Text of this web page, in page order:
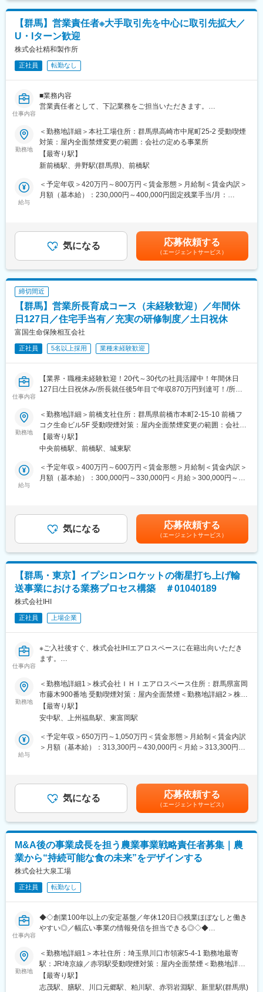
変更の範囲：会社の定める業務
■当ポジションのやりがい：
将来の中長期のキャリアを築くことが可能です。丁寧に教育する
制度が整っておりますので地元群馬県で業務を通して貢献したい
方にはやりがいのあるお仕事です。
■働き方：
・有給休暇をすべての行員が計画的に、また公平に取得できるよ
う「制度休暇」や「連続休暇」や2営業日続けての休暇が取得でき
る「ポケット休暇」、年5日休暇を取得できる「ワーク・ライフ・
バランス休暇」、育児休業、配偶者出産、介護休暇等もありま
で利用できる育児休業制度、復職後に利用できる看護休暇、短時
間勤務、所定外勤務免除、時間外勤務の制限等、子育て中の行員
を支援する制度が充実しています。
設立以来約90年、地元群馬県を支えてきた実績がございます。
今後もデジタルを活用しながらさまざまな情報を繋ぎ、私たち群
変更の範囲：会社の定める業務
【群馬】営業責任者※大手取引先を中心に取引先拡大／
U・Iターン歓迎
株式会社精和製作所
正社員 転勤なし
仕事内容
■業務内容
営業責任者として、下記業務をご担当いただきます。
他）
・営業の実践
・社員育成等
■組織構成：
営業部門は3名体制（社長、担当者2名）です。
人による金属加工を得意としています。
日本精工のシェアが90％程度でしたが、現社長による新規開拓が
奏功し、現在では市光工業、ローヤル電機、日新電機、日本精工
変更の範囲：会社の定める業務
勤務地
＜勤務地詳細＞本社工場住所：群馬県高崎市中尾町25-2 受動喫煙
対策：屋内全面禁煙変更の範囲：会社の定める事業所
【最寄り駅】
新前橋駅、井野駅(群馬県)、前橋駅
給与
＜予定年収＞420万円～800万円＜賃金形態＞月給制＜賃金内訳＞
月額（基本給）：230,000円～400,000円固定残業手当/月：
上記年収には賞与（60万円～200万円）を含みます。■賞与：年2
回休日出勤の場合は別途支給（日当たり計算×休日出勤割増で）み
なし残業時間は40時間/月賃金はあくまでも目安の金額であり、選
考を通じて上下する可能性があります。月給(月額)は固定手当を含
めた表記です。
気になる 応募依頼する
（エージェントサービス）
締切間近
【群馬】営業所長育成コース（未経験歓迎）／年間休
日127日／住宅手当有／充実の研修制度／土日祝休
富国生命保険相互会社
正社員 5名以上採用 業種未経験歓迎
仕事内容
【業界・職種未経験歓迎！20代～30代の社員活躍中！年間休日
127日/土日祝休み/所長就任後5年目で年収870万円到達可！/所定
■募集背景：
今後も全国461拠点におけるお客さまとのつながりを維持強化す
るため、多角的な視点から顧客支援ができる人材の育成を推進す
るための募集です。
■職務概要：
ております。
営業所長昇格後は全国461の各営業所で、マネジメント全般を担
当。数十名のお客さまアドバイザーのリーダーとして、業務のサ
■職務詳細：
・保険商品の提案を行うお客さまアドバイザーの採用・人事・育
成
・予算管理
・営業戦略の策定,販促用ツールの企画
・営業所の実績向上を目的とした、キャンペーンやイベントの企
画・運営
■入社後の流れ：
最初の1ヵ月は座学でビジネスマナー、当社の歴史、生命保険の基
礎知識を習得
・現地研修／通算6ヵ月
の開拓 、お客さま対応等の現場での個人営業を経験
↓
配属先の営業所にて採用業務の習得
↓
・所長補佐（２～３年目）
お客さまアドバイザーの採用、指導・育成、同行・営業支援等、
営業所の経営に必要な知見を培い、FP等の必須資格を取得した
後、営業所長に昇格。
■働き方の魅力：
・男女共に育児休職取得率は100%！
■同社の強み
配当金としてご契約者へお支払いする保険）なので、配当還元が
充実しており、実質的な保険料負担の軽減を図っております。
「健康配当」にも注力しており、健康であれば健康配当のお支払
いが続くという仕組みに強みがあります。
勤務地
＜勤務地詳細＞前橋支社住所：群馬県前橋市本町2-15-10 前橋フ
コク生命ビル5F 受動喫煙対策：屋内全面禁煙変更の範囲：会社の
定める事業所
【最寄り駅】
中央前橋駅、前橋駅、城東駅
給与
＜予定年収＞400万円～600万円＜賃金形態＞月給制＜賃金内訳＞
月額（基本給）：300,000円～330,000円＜月給＞300,000円～
万円■40万7000円／32歳、既婚、子1人、首都圏在住└月給33万
円+住宅手当4万円+家族手当3万7000円賃金はあくまでも目安の金
額であり、選考を通じて上下する可能性があります。月給(月額)は
固定手当を含めた表記です。
気になる 応募依頼する
（エージェントサービス）
【群馬・東京】イプシロンロケットの衛星打ち上げ輸
送事業における業務プロセス構築 ＃01040189
株式会社IHI
正社員 上場企業
仕事内容
※ご入社後すぐ、株式会社IHIエアロスペースに在籍出向いただき
ます。
■概要
イプシロンロケットによる打上げ輸送サービス事業の事業計画策
定から、事業立ち上げ後の運営体制構築および進捗管理に関わる
業務をお任せします。当部門では以下の様な業務を担当していま
す。
◎打上げ輸送サービスを事業として軌道にのせるための事業計画
の企画・実行
■業務詳細
イプシロンロケットの改良型となるイプシロンSロケットは、
JAXAと共同開発し、信頼性と運用性の高度な要求に対し、優れた
が打ち上げまで行います。「世界一コンパクトな打上げ」を目指
し、確実性と革新性を備えた日本産品質のロケットを、官公庁や
学術機関といったこれまでの利用に加え、商業向け等、多様な衛
星を所定の軌道へ投入する衛星打上げ輸送事業を展開するため
の、プロジェクトマネジメントプランの立案と実行をお任せしま
す。
具体的には、当社が打ち上げ輸送サービスの受注からロケット打
ち上げまでのPJを自立して完遂させるための一連の業務フローを
JAXAや社内技術部門と協働して構築します。その業務フロー構築
PJのリードとして、事業の立ち上げ・展開に向けた業務シナリオ
ックの特定を通し、理想的な業務フローを作成していただきま
す。作成後は打ち上げのリハーサル等を通して、ブラッシュアッ
プを行い、試行運用と改善サイクルを進めながら、打上げ輸送サ
ービスの事業拡大の促進に寄与いただきます。 現在、日本の宇宙
勤務地
＜勤務地詳細1＞株式会社ＩＨＩエアロスペース住所：群馬県富岡
市藤木900番地 受動喫煙対策：屋内全面禁煙＜勤務地詳細2＞株式
会社ＩＨＩエアロスペース住所：東京都江東区 受動喫煙対策：屋
内全面禁煙変更の範囲：会社の定める事業所（リモートワーク含
【最寄り駅】
安中駅、上州福島駅、東富岡駅
給与
＜予定年収＞650万円～1,050万円＜賃金形態＞月給制＜賃金内訳
＞月額（基本給）：313,300円～430,000円＜月給＞313,300円～
あり、選考を通じて上下する可能性があります。月給(月額)は固定
手当を含めた表記です。
気になる 応募依頼する
（エージェントサービス）
M&A後の事業成長を担う農業事業戦略責任者募集｜農
業から“持続可能な食の未来”をデザインする
株式会社大泉工場
正社員 転勤なし
仕事内容
◆◇創業100年以上の安定基盤／年休120日◎残業ほぼなしと働き
やすい◎／幅広い事業の情報発信を担当できる◎◇◆
株式会社大泉工場は、発酵飲料コンブチャの製造販売、100%プラ
ントベースや発酵をテーマにしたカフェの運営、ポップコーン・
コールドプレスマシーンの販売など「食」に関する事業を中心に
行っている会社です。
勤務地
＜勤務地詳細1＞本社住所：埼玉県川口市領家5-4-1 勤務地最寄
駅：JR埼京線／赤羽駅受動喫煙対策：屋内全面禁煙＜勤務地詳細
2＞Prema Organic FARM住所：群馬県前橋市粕川町下東田面246
受動喫煙対策：敷地内喫煙可能場所あり変更の範囲：会社の定め
【最寄り駅】
志茂駅、膳駅、川口元郷駅、粕川駅、赤羽岩淵駅、新里駅(群馬県)